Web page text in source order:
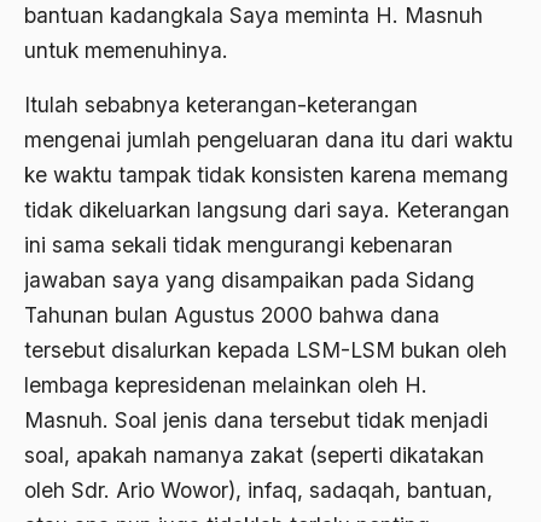
bantuan kadangkala Saya meminta H. Masnuh
untuk memenuhinya.
Itulah sebabnya keterangan-keterangan
mengenai jumlah pengeluaran dana itu dari waktu
ke waktu tampak tidak konsisten karena memang
tidak dikeluarkan langsung dari saya. Keterangan
ini sama sekali tidak mengurangi kebenaran
jawaban saya yang disampaikan pada Sidang
Tahunan bulan Agustus 2000 bahwa dana
tersebut disalurkan kepada LSM-LSM bukan oleh
lembaga kepresidenan melainkan oleh H.
Masnuh. Soal jenis dana tersebut tidak menjadi
soal, apakah namanya zakat (seperti dikatakan
oleh Sdr. Ario Wowor), infaq, sadaqah, bantuan,
Arti Kepemimpinan
artikel gus dur
asal-usul tradisi keilmuan pesantren
Asas Islam
Asas Keagamaan
asas kebangsaan
Asas Organisasi Islam
Asas Pancasila
Asas Permusyawaratan
Asas Pluralisme
Asas Tunggal